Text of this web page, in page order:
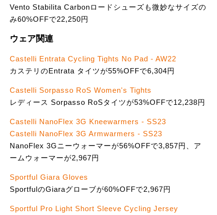
Vento Stabilita Carbonロードシューズも微妙なサイズの
み60%OFFで22,250円
ウェア関連
Castelli Entrata Cycling Tights No Pad - AW22
カステリのEntrata タイツが55%OFFで6,304円
Castelli Sorpasso RoS Women's Tights
レディース Sorpasso RoSタイツが53%OFFで12,238円
Castelli NanoFlex 3G Kneewarmers - SS23
Castelli NanoFlex 3G Armwarmers - SS23
NanoFlex 3Gニーウォーマーが56%OFFで3,857円、ア
ームウォーマーが2,967円
Sportful Giara Gloves
SportfulのGiaraグローブが60%OFFで2,967円
Sportful Pro Light Short Sleeve Cycling Jersey